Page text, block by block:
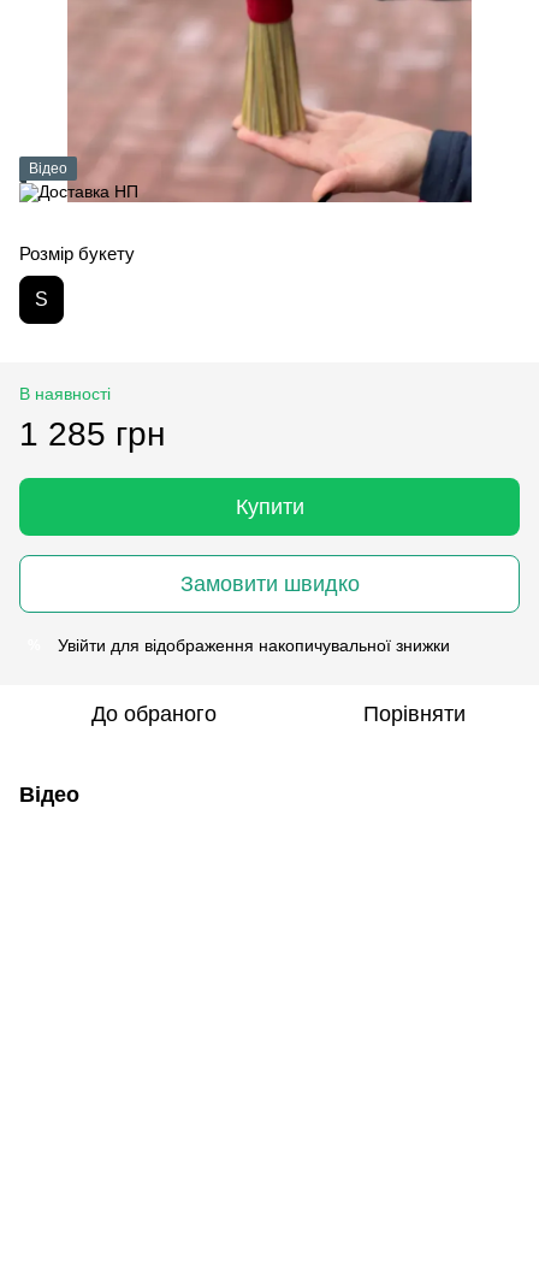
Відео
Розмір букету
S
В наявності
1 285 грн
Купити
Замовити швидко
Увійти для відображення накопичувальної знижки
До обраного Порівняти
Відео